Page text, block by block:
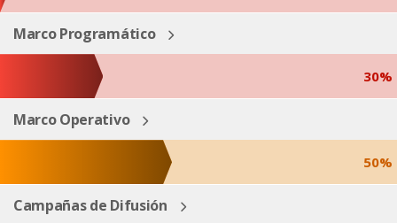
Marco Programático
30%
Marco Operativo
50%
Campañas de Difusión